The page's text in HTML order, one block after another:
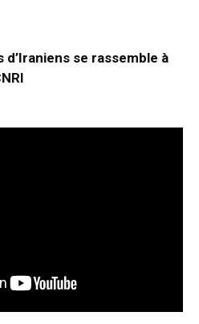
se rassemble à